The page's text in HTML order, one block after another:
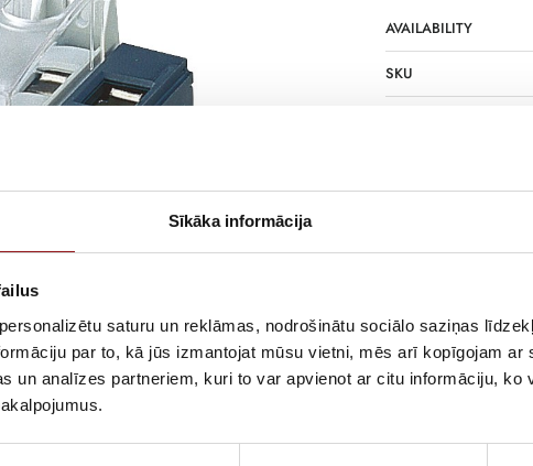
Sīkāka informācija
saturu un reklāmas, nodrošinātu sociālo saziņas
par to, kā jūs izmantojat mūsu vietni, mēs arī kopīgojam ar
un analīzes partneriem, kuri to var apvienot ar citu informāciju, ko
AVAILABILITY
SKU
Universal load break